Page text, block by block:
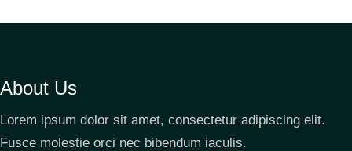
About Us
Lorem ipsum dolor sit amet, consectetur adipiscing elit.
Fusce molestie orci nec bibendum iaculis.